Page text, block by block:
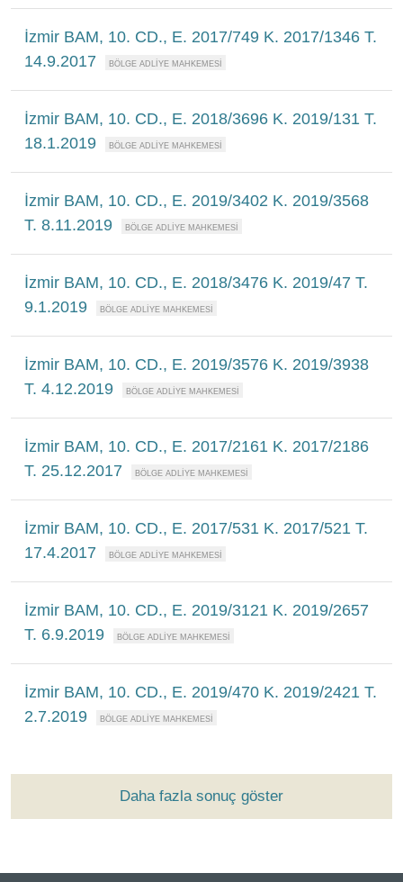
İzmir BAM, 10. CD., E. 2017/749 K. 2017/1346 T.
14.9.2017
İzmir BAM, 10. CD., E. 2018/3696 K. 2019/131 T.
18.1.2019
İzmir BAM, 10. CD., E. 2019/3402 K. 2019/3568
T. 8.11.2019
İzmir BAM, 10. CD., E. 2018/3476 K. 2019/47 T.
9.1.2019
İzmir BAM, 10. CD., E. 2019/3576 K. 2019/3938
T. 4.12.2019
İzmir BAM, 10. CD., E. 2017/2161 K. 2017/2186
T. 25.12.2017
İzmir BAM, 10. CD., E. 2017/531 K. 2017/521 T.
17.4.2017
İzmir BAM, 10. CD., E. 2019/3121 K. 2019/2657
T. 6.9.2019
İzmir BAM, 10. CD., E. 2019/470 K. 2019/2421 T.
2.7.2019
Daha fazla sonuç göster